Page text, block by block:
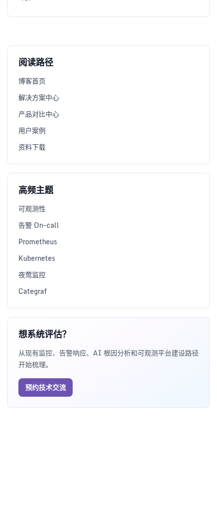
阅读路径
博客首页
解决方案中心
产品对比中心
用户案例
资料下载
高频主题
可观测性
告警 On-call
Prometheus
Kubernetes
夜莺监控
Categraf
想系统评估？
从现有监控、告警响应、AI 根因分析和可观测平台建设路径
开始梳理。
预约技术交流